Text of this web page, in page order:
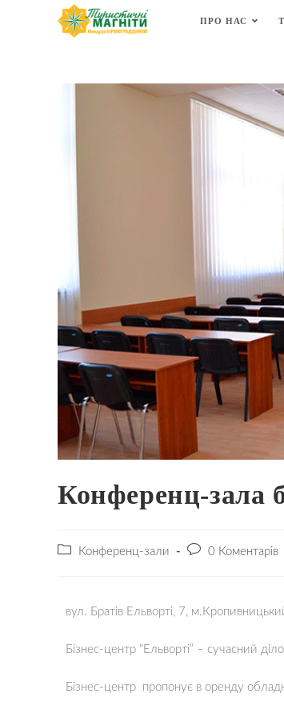
ПРО НАС
Конференц-зала
Конференц-зали 0 Коментарів
вул. Братів Ельворті, 7,
Бізнес-центр “Ельворті” – сучасний
Бізнес-центр пропонує в оренду